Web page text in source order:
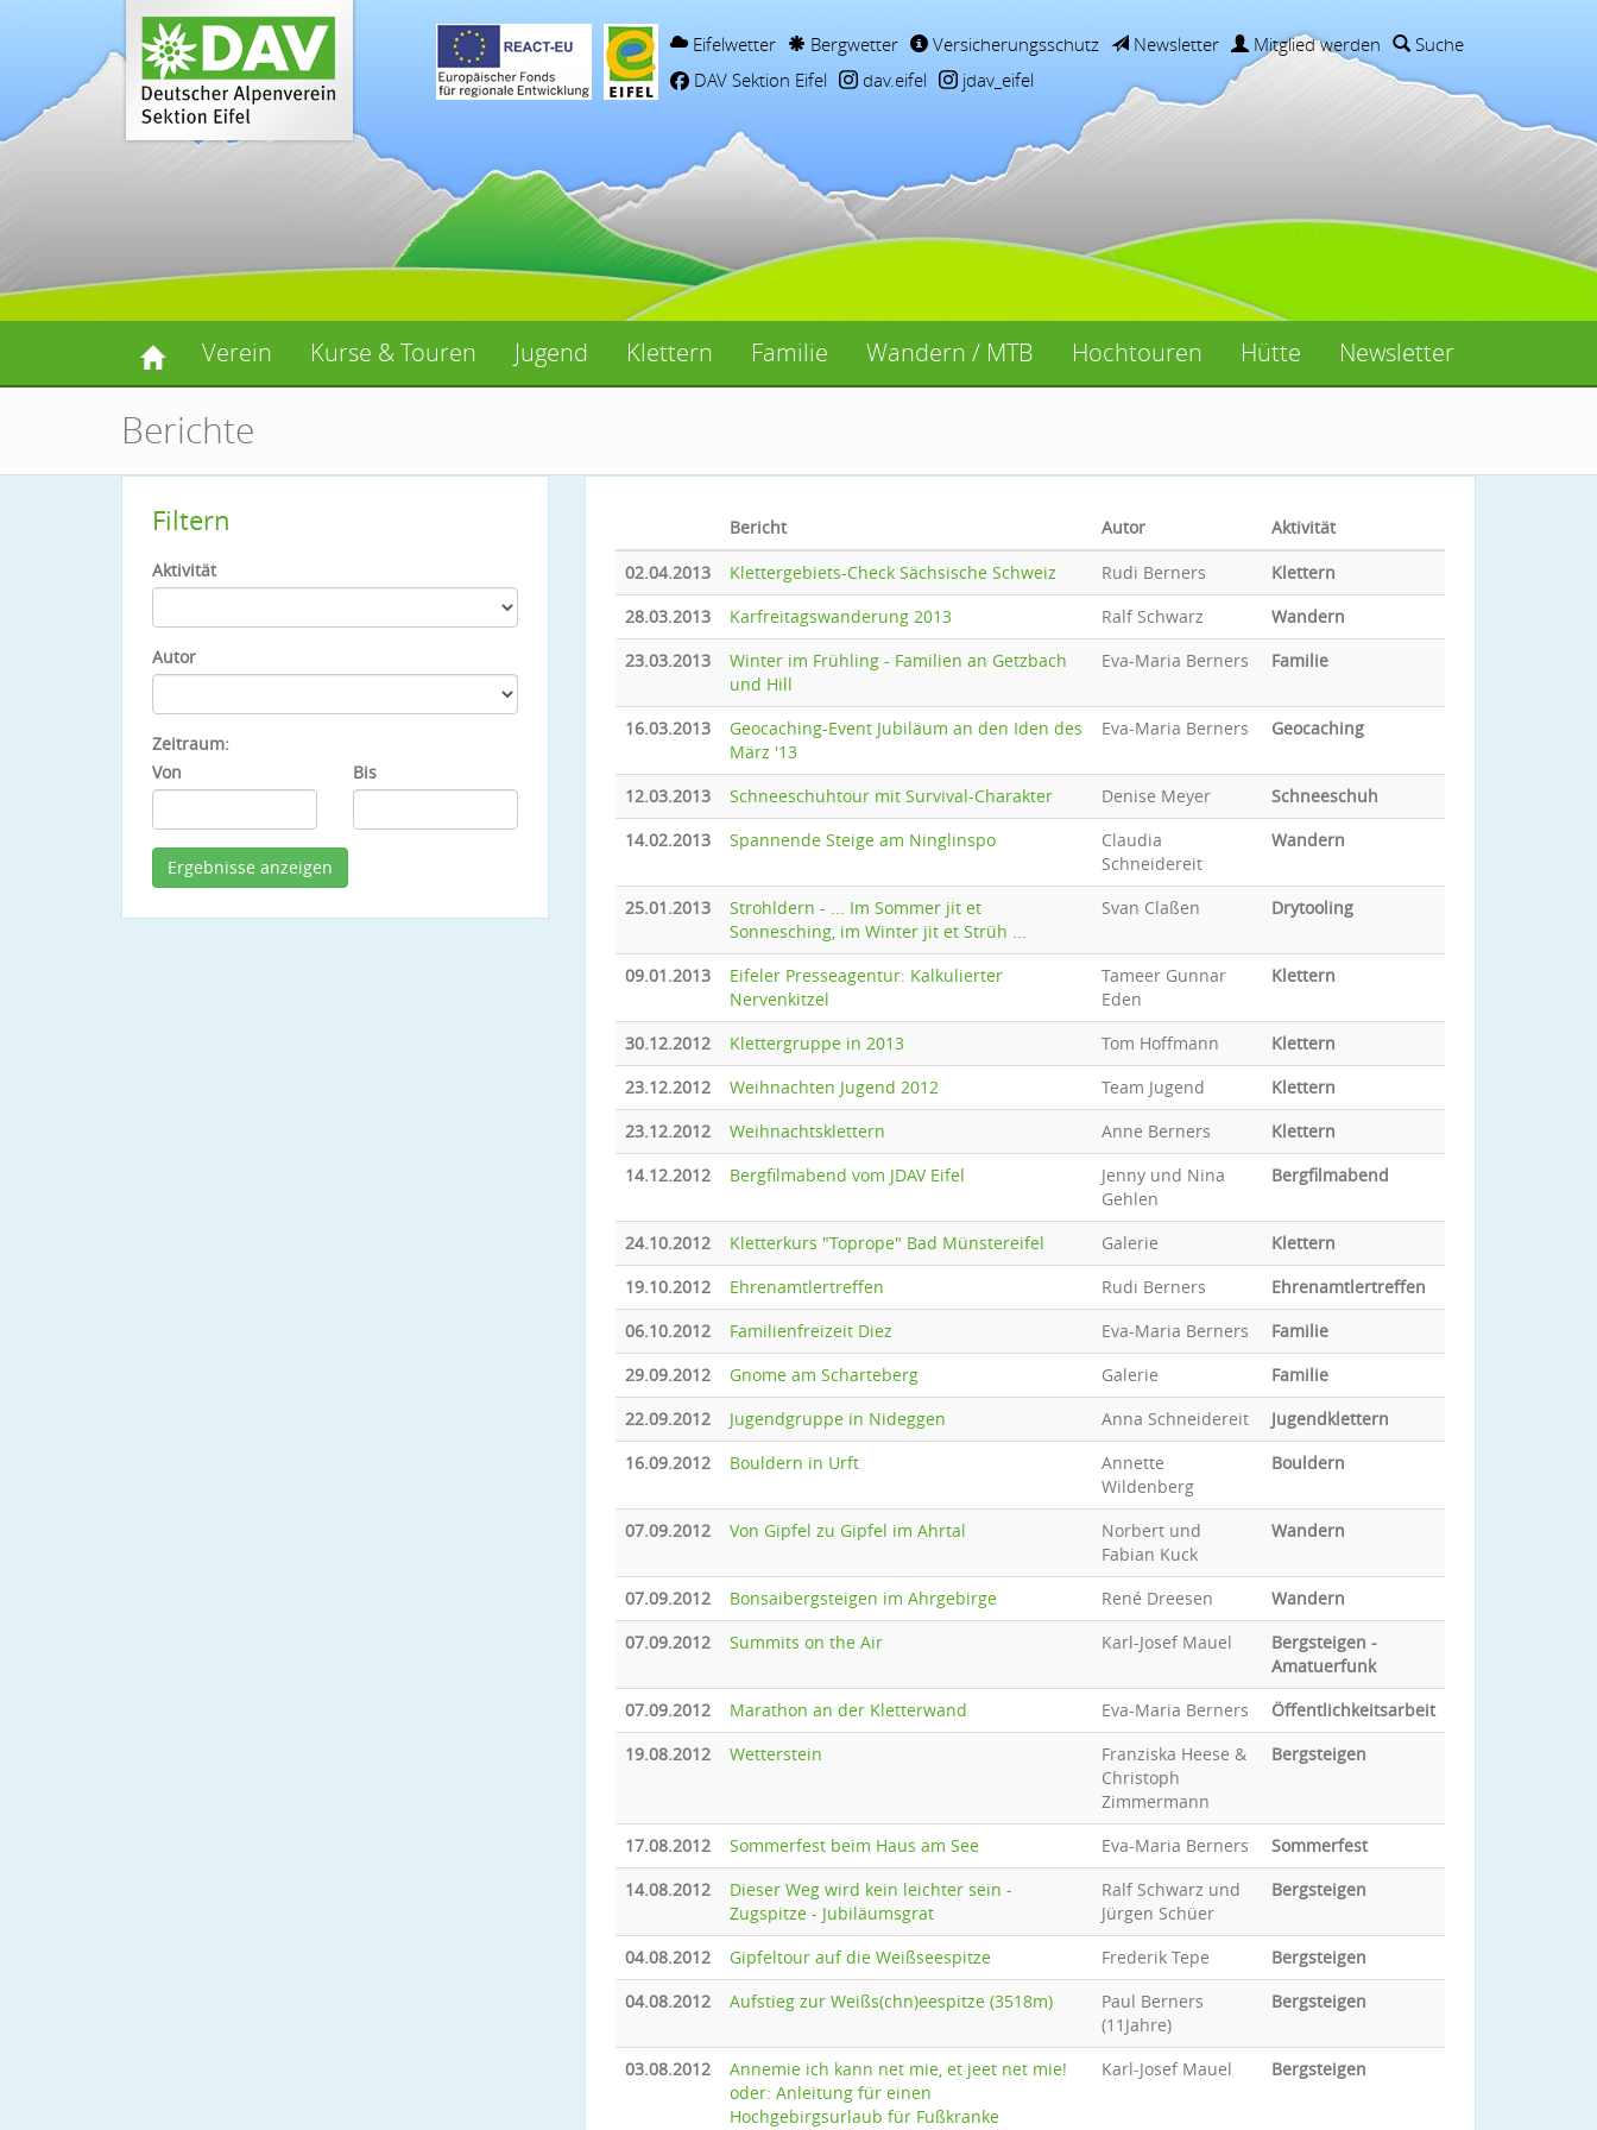
Eifelwetter Bergwetter Versicherungsschutz Newsletter Mitglied werden
Suche
DAV Sektion Eifel
dav.eifel jdav_eifel
Verein Kurse & Touren Jugend Klettern Familie Wandern / MTB Hochtouren Hütte Newsletter
Berichte
Filtern
Aktivität
Autor
Zeitraum:
Von
Bis
Bericht Autor
Aktivität
02.04.2013
Klettergebiets-Check Sächsische Schweiz Rudi Berners
Klettern
28.03.2013
Karfreitagswanderung 2013 Ralf Schwarz
Wandern
23.03.2013
Winter im Frühling - Familien an Getzbach
und Hill
Eva-Maria Berners Familie
16.03.2013
Geocaching-Event Jubiläum an den Iden des
März '13
Eva-Maria Berners Geocaching
12.03.2013 Schneeschuhtour mit Survival-Charakter Denise Meyer
Schneeschuh
14.02.2013
Spannende Steige am Ninglinspo
Claudia
Schneidereit
Wandern
25.01.2013
Strohldern - ... Im Sommer jit et
Sonnesching, im Winter jit et Strüh ...
Svan Claßen Drytooling
09.01.2013
Eifeler Presseagentur: Kalkulierter
Nervenkitzel
Tameer Gunnar
Eden
Klettern
30.12.2012 Klettergruppe in 2013 Tom Hoffmann
Klettern
23.12.2012
Weihnachten Jugend 2012 Team Jugend
Klettern
23.12.2012
Weihnachtsklettern Anne Berners
Klettern
14.12.2012
Bergfilmabend vom JDAV Eifel
Jenny und Nina
Gehlen
Bergfilmabend
24.10.2012 Kletterkurs "Toprope" Bad Münstereifel Galerie
Klettern
19.10.2012
Ehrenamtlertreffen Rudi Berners
Ehrenamtlertreffen
06.10.2012
Familienfreizeit Diez Eva-Maria Berners
Familie
29.09.2012
Gnome am Scharteberg Galerie
Familie
22.09.2012
Jugendgruppe in Nideggen Anna Schneidereit
Jugendklettern
16.09.2012
Bouldern in Urft
Annette
Wildenberg
Bouldern
07.09.2012 Von Gipfel zu Gipfel im Ahrtal
Norbert und
Fabian Kuck
Wandern
07.09.2012 Bonsaibergsteigen im Ahrgebirge René Dreesen
Wandern
07.09.2012
Summits on the Air Karl-Josef Mauel
Bergsteigen -
Amatuerfunk
07.09.2012
Marathon an der Kletterwand Eva-Maria Berners
Öffentlichkeitsarbeit
19.08.2012
Wetterstein
Franziska Heese &
Christoph
Zimmermann
Bergsteigen
17.08.2012 Sommerfest beim Haus am See Eva-Maria Berners
Sommerfest
14.08.2012
Dieser Weg wird kein leichter sein -
Zugspitze - Jubiläumsgrat
Ralf Schwarz und
Jürgen Schüer
Bergsteigen
04.08.2012 Gipfeltour auf die Weißseespitze Frederik Tepe
Bergsteigen
04.08.2012
Aufstieg zur Weißs(chn)eespitze (3518m)
Paul Berners
(11Jahre)
Bergsteigen
03.08.2012
Annemie ich kann net mie, et jeet net mie!
oder: Anleitung für einen
Hochgebirgsurlaub für Fußkranke
Karl-Josef Mauel Bergsteigen